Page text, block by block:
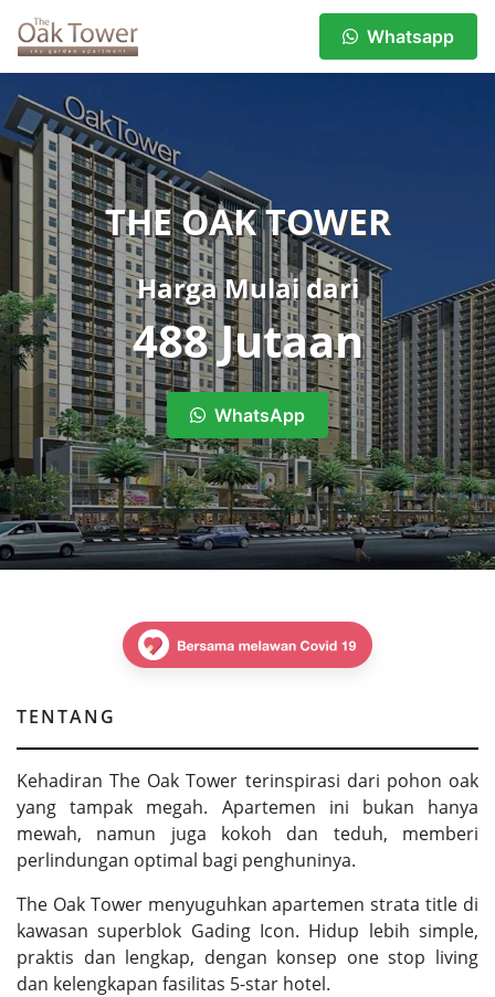
Whatsapp
THE OAK TOWER
Harga Mulai dari
488 Jutaan
WhatsApp
TENTANG
Kehadiran The Oak Tower terinspirasi dari pohon oak
yang tampak megah. Apartemen ini bukan hanya
mewah, namun juga kokoh dan teduh, memberi
perlindungan optimal bagi penghuninya.
The Oak Tower menyuguhkan apartemen strata title di
kawasan superblok Gading Icon. Hidup lebih simple,
praktis dan lengkap, dengan konsep one stop living
dan kelengkapan fasilitas 5-star hotel.